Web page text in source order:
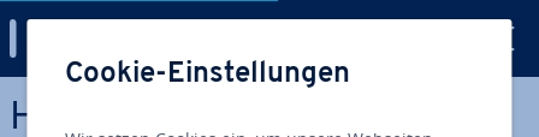
Zum Haupt­in­halt springen
Hy­pers­ca­le-Computing
Cookie-Einstellungen